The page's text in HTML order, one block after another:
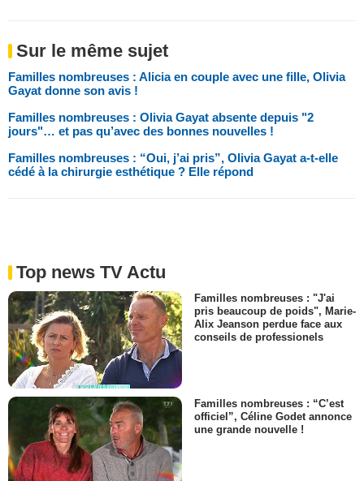
Sur le même sujet
Familles nombreuses : Alicia en couple avec une fille, Olivia
Gayat donne son avis !
Familles nombreuses : Olivia Gayat absente depuis "2
jours"… et pas qu’avec des bonnes nouvelles !
Familles nombreuses : “Oui, j’ai pris”, Olivia Gayat a-t-elle
cédé à la chirurgie esthétique ? Elle répond
Top news TV Actu
Familles nombreuses : "J'ai
pris beaucoup de poids", Marie-
Alix Jeanson perdue face aux
conseils de professionels
Familles nombreuses : “C’est
officiel”, Céline Godet annonce
une grande nouvelle !